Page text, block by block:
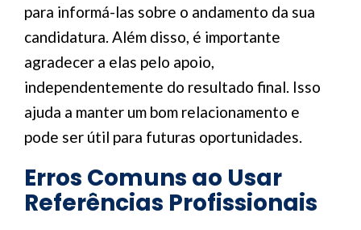
para informá-las sobre o andamento da sua
candidatura. Além disso, é importante
agradecer a elas pelo apoio,
independentemente do resultado final. Isso
ajuda a manter um bom relacionamento e
pode ser útil para futuras oportunidades.
Erros Comuns ao Usar
Referências Profissionais